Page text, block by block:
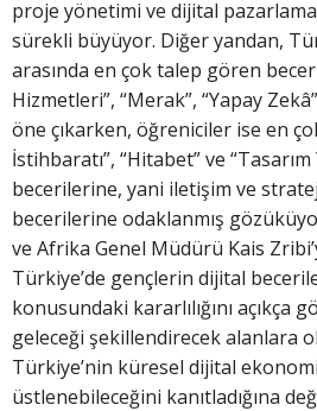
proje yönetimi ve dijital
sürekli büyüyor. Diğer yandan,
arasında en çok talep gören
Hizmetleri”, “Merak”, “Yapay
öne çıkarken, öğreniciler ise en
İstihbaratı”, “Hitabet” ve “Tasarım
becerilerine, yani iletişim ve
becerilerine odaklanmış
ve Afrika Genel Müdürü Kais
Türkiye’de gençlerin dijital
konusundaki kararlılığını açıkça
geleceği şekillendirecek alanlara
Türkiye’nin küresel dijital
üstlenebileceğini kanıtladığına